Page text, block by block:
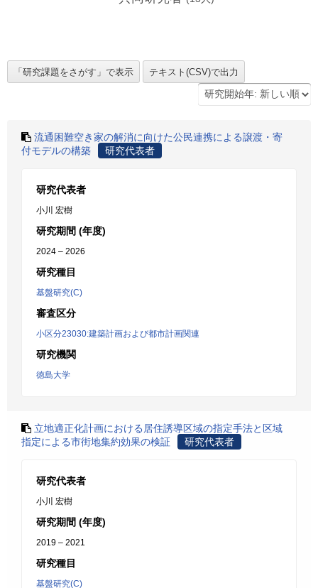
流通困難空き家の解消に向けた公民連携による譲渡・寄
付モデルの構築
研究代表者
研究代表者
小川 宏樹
研究期間 (年度)
2024 – 2026
研究種目
基盤研究(C)
審査区分
小区分23030:建築計画および都市計画関連
研究機関
徳島大学
立地適正化計画における居住誘導区域の指定手法と区域
指定による市街地集約効果の検証
研究代表者
研究代表者
小川 宏樹
研究期間 (年度)
2019 – 2021
研究種目
基盤研究(C)